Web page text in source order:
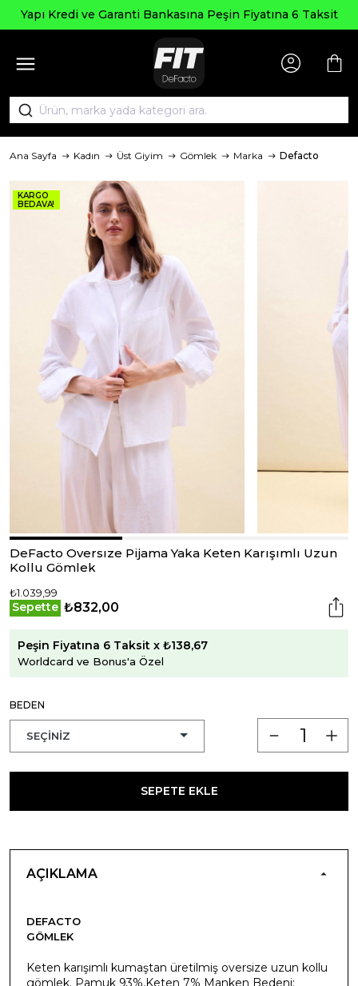
Yapı Kredi ve Garanti Bankasına Peşin Fiyatına 6 Taksit
Ana Sayfa Kadın Üst Giyim Gömlek Marka Defacto
KARGO
BEDAVA!
DeFacto Oversıze Pijama Yaka Keten Karışımlı Uzun
Kollu Gömlek
₺1.039,99
Sepette ₺832,00
Peşin Fiyatına 6 Taksit x ₺138,67
Worldcard ve Bonus'a Özel
BEDEN
SEPETE EKLE
AÇIKLAMA
DEFACTO
GÖMLEK
Keten karışımlı kumaştan üretilmiş oversize uzun kollu
gömlek. Pamuk 93%,Keten 7% Manken Bedeni: